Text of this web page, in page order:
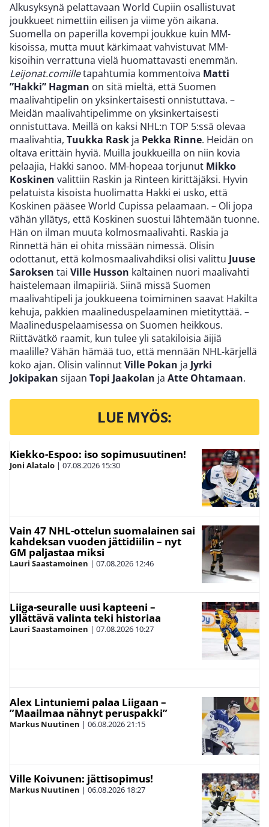
Alkusyksynä pelattavaan World Cupiin osallistuvat
joukkueet nimettiin eilisen ja viime yön aikana.
Suomella on paperilla kovempi joukkue kuin MM-
kisoissa, mutta muut kärkimaat vahvistuvat MM-
kisoihin verrattuna vielä huomattavasti enemmän.
Leijonat.comilletapahtumia kommentoiva Matti
”Hakki” Hagman on sitä mieltä, että Suomen
maalivahtipelin on yksinkertaisesti onnistuttava. –
Meidän maalivahtipelimme on yksinkertaisesti
onnistuttava. Meillä on kaksi NHL:n TOP 5:ssä olevaa
maalivahtia, Tuukka Rask ja Pekka Rinne. Heidän on
oltava erittäin hyviä. Muilla joukkueilla on niin kovia
pelaajia, Hakki sanoo. MM-hopeaa torjunut Mikko
Koskinen valittiin Raskin ja Rinteen kirittäjäksi. Hyvin
pelatuista kisoista huolimatta Hakki ei usko, että
Koskinen pääsee World Cupissa pelaamaan. – Oli jopa
vähän yllätys, että Koskinen suostui lähtemään tuonne.
Hän on ilman muuta kolmosmaalivahti. Raskia ja
Rinnettä hän ei ohita missään nimessä. Olisin
odottanut, että kolmosmaalivahdiksi olisi valittu Juuse
Saroksen tai Ville Husson kaltainen nuori maalivahti
haistelemaan ilmapiiriä. Siinä missä Suomen
maalivahtipeli ja joukkueena toimiminen saavat Hakilta
kehuja, pakkien maalineduspelaaminen mietityttää. –
Maalineduspelaamisessa on Suomen heikkous.
Riittävätkö raamit, kun tulee yli satakiloisia äijiä
maalille? Vähän hämää tuo, että mennään NHL-kärjellä
koko ajan. Olisin valinnutVille Pokan ja Jyrki
Jokipakan sijaan Topi Jaakolan ja Atte Ohtamaan.
LUE MYÖS:
Kiekko-Espoo: iso sopimusuutinen!
Joni Alatalo | 07.08.2026 15:30
Vain 47 NHL-ottelun suomalainen sai
kahdeksan vuoden jättidiilin – nyt
GM paljastaa miksi
Lauri Saastamoinen | 07.08.2026 12:46
Liiga-seuralle uusi kapteeni –
yllättävä valinta teki historiaa
Lauri Saastamoinen | 07.08.2026 10:27
Alex Lintuniemi palaa Liigaan –
”Maailmaa nähnyt peruspakki”
Markus Nuutinen | 06.08.202621:15
Ville Koivunen: jättisopimus!
Markus Nuutinen | 06.08.2026 18:27